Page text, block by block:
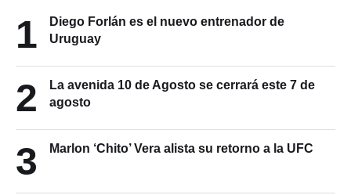
1
Diego Forlán es el nuevo entrenador de
Uruguay
2
La avenida 10 de Agosto se cerrará este 7 de
agosto
3 Marlon ‘Chito’ Vera alista su retorno a la UFC